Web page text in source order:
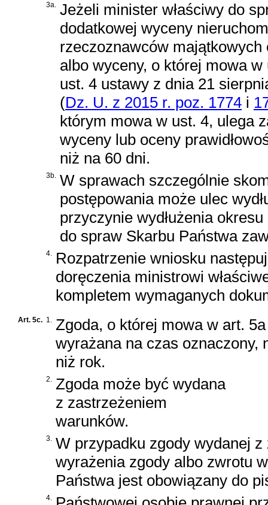
3a. Jeżeli minister właściwy do
dodatkowej wyceny
rzeczoznawców majątkowych
albo wyceny, o której mowa
ust. 4 ustawy z dnia 21
(Dz. U. z 2015 r. poz. 1774 i
którym mowa w ust. 4, ulega
wyceny lub oceny
niż na 60 dni.
3b. W sprawach szczególnie
postępowania może ulec
przyczynie wydłużenia
do spraw Skarbu Państwa
4. Rozpatrzenie wniosku
doręczenia ministrowi
kompletem wymaganych
Art. 5c. 1. Zgoda, o której mowa w art.
wyrażana na czas oznaczony,
niż rok.
2. Zgoda może być wydana
z zastrzeżeniem
warunków.
3. W przypadku zgody wydanej
wyrażenia zgody albo zwrotu
Państwa jest obowiązany do
4.